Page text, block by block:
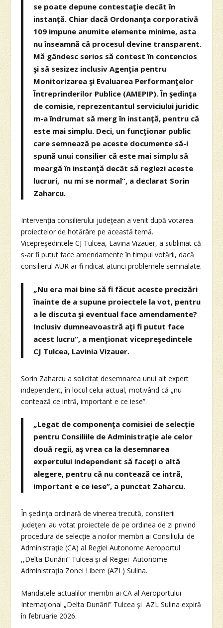
se poate depune contestaţie decât în
instanţă. Chiar dacă Ordonanţa corporativă
109 impune anumite elemente minime, asta
nu înseamnă că procesul devine transparent.
Mă gândesc serios să contest în contencios
şi să sesizez inclusiv Agenţia pentru
Monitorizarea şi Evaluarea Performanţelor
Întreprinderilor Publice (AMEPIP). În şedinţa
de comisie, reprezentantul serviciului juridic
m-a îndrumat să merg în instanţă, pentru că
este mai simplu. Deci, un funcţionar public
care semnează pe aceste documente să-i
spună unui consilier că este mai simplu să
meargă în instanţă decât să reglezi aceste
lucruri, nu mi se normal”, a declarat Sorin
Zaharcu.
Intervenţia consilierului judeţean a venit după votarea
proiectelor de hotărâre pe această temă.
Vicepreşedintele CJ Tulcea, Lavina Vizauer, a subliniat că
s-ar fi putut face amendamente în timpul votării, dacă
consilierul AUR ar fi ridicat atunci problemele semnalate.
„Nu era mai bine să fi făcut aceste precizări
înainte de a supune proiectele la vot, pentru
a le discuta şi eventual face amendamente?
Inclusiv dumneavoastră aţi fi putut face
acest lucru”, a menţionat vicepreşedintele
CJ Tulcea, Lavinia Vizauer.
Sorin Zaharcu a solicitat desemnarea unui alt expert
independent, în locul celui actual, motivând că „nu
contează ce intră, important e ce iese”.
„Legat de componenţa comisiei de selecţie
pentru Consiliile de Administraţie ale celor
două regii, aş vrea ca la desemnarea
expertului independent să faceţi o altă
alegere, pentru că nu contează ce intră,
important e ce iese”, a punctat Zaharcu.
În şedinţa ordinară de vinerea trecută, consilierii
judeţeni au votat proiectele de pe ordinea de zi privind
procedura de selecţie a noilor membri ai Consiliului de
Administraţie (CA) al Regiei Autonome Aeroportul
,,Delta Dunării” Tulcea şi al Regiei Autonome
Administraţia Zonei Libere (AZL) Sulina.
Mandatele actualilor membri ai CA al Aeroportului
Internaţional „Delta Dunării” Tulcea şi AZL Sulina expiră
în februarie 2026.